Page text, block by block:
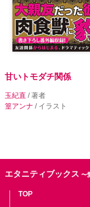
甘いトモダチ関係
玉紀直 / 著者
篁アンナ / イラスト
エタニティブックス 〜
TOP